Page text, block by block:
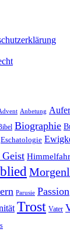
Anbetung
Biographie
Eschatologie
Parusie Passion
Trost Vater